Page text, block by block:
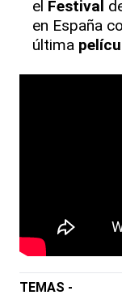
el Festival
en España
última
TEMAS -